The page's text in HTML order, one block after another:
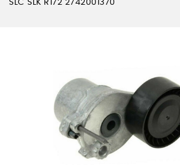
SLC SLK R172 2742001370